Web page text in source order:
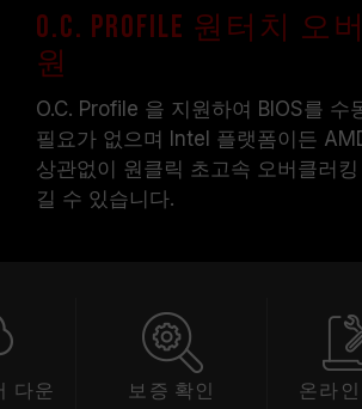
O.C. Profile 원터치 오
원
O.C. Profile 을 지원하여 BIOS를 수
필요가 없으며 Intel 플랫폼이든
상관없이 원클릭 초고속 오버클러
길 수 있습니다.
다운
보증 확인 온라